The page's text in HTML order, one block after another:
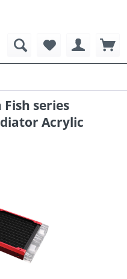
series
Acrylic